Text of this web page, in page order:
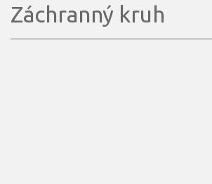
Záchranný kruh